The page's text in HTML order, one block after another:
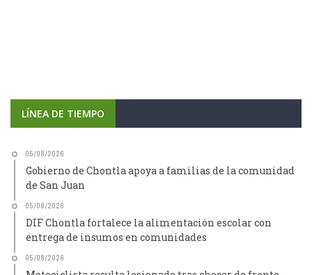
LÍNEA DE TIEMPO
05/08/2026
Gobierno de Chontla apoya a familias de la comunidad
de San Juan
05/08/2026
DIF Chontla fortalece la alimentación escolar con
entrega de insumos en comunidades
05/08/2026